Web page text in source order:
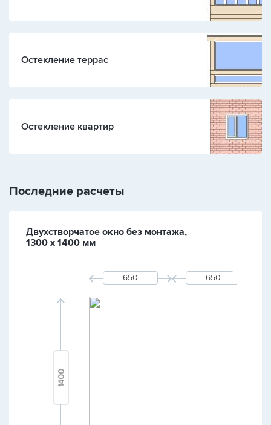
Остекление террас
Остекление квартир
Последние расчеты
Двухстворчатое окно без монтажа,
1300 х 1400 мм